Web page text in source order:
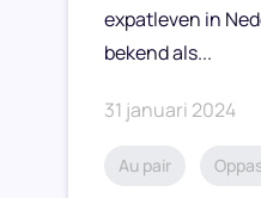
expatleven in
bekend als...
31 januari 2024
Au pair